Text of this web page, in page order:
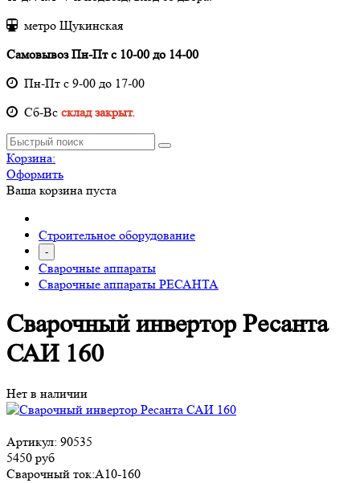
метро Щукинская
Самовывоз Пн-Пт с 10-00 до 14-00
Пн-Пт с 9-00 до 17-00
Cб-Вс склад закрыт.
Корзина:
Оформить
Ваша корзина пуста
Строительное оборудование
-
Сварочные аппараты
Сварочные аппараты РЕСАНТА
Сварочный инвертор Ресанта
САИ 160
Нет в наличии
Артикул: 90535
5450 руб
Сварочный ток:А10-160